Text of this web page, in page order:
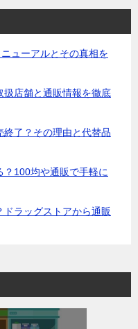
ューアルとその真相を
店舗と通販情報を徹底
了？その理由と代替品
100均や通販で手軽に
ラッグストアから通販